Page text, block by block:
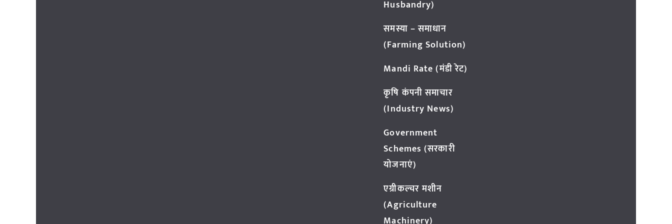
Husbandry)
समस्या – समाधान
(Farming Solution)
Mandi Rate (मंडी रेट)
कृषि कंपनी समाचार
(Industry News)
Government
Schemes (सरकारी
योजनाएं)
एग्रीकल्चर मशीन
(Agriculture